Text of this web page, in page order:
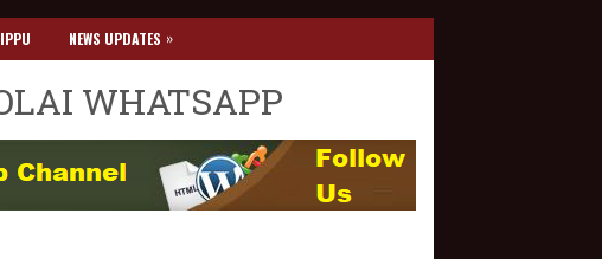
NEWS UPDATES »
WHATSAPP